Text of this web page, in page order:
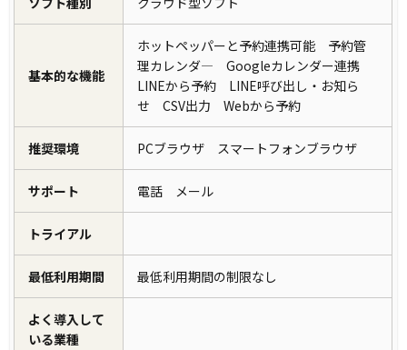
基本的な機能
ホットペッパーと予約連携可能 予約管
理カレンダ― Googleカレンダー連携
LINEから予約 LINE呼び出し・お知ら
せ CSV出力 Webから予約
推奨環境 PCブラウザ スマートフォンブラウザ
サポート 電話 メール
トライアル
最低利用期間 最低利用期間の制限なし
よく導入して
いる業種